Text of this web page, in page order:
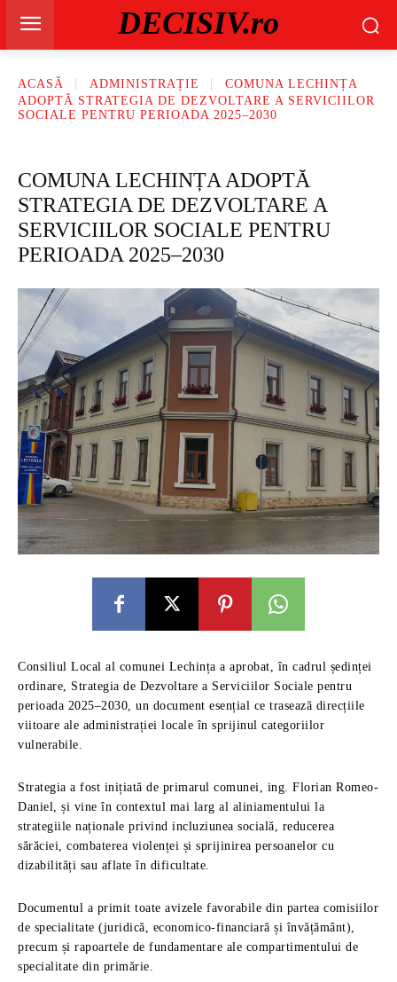
DECISIV.ro
ACASĂ ADMINISTRAȚIE
COMUNA LECHINȚA
ADOPTĂ STRATEGIA DE DEZVOLTARE A SERVICIILOR
SOCIALE PENTRU PERIOADA 2025–2030
COMUNA LECHINȚA ADOPTĂ
STRATEGIA DE DEZVOLTARE A
SERVICIILOR SOCIALE PENTRU
PERIOADA 2025–2030
Consiliul Local al comunei Lechința a aprobat, în cadrul ședinței
ordinare, Strategia de Dezvoltare a Serviciilor Sociale pentru
perioada 2025–2030, un document esențial ce trasează direcțiile
viitoare ale administrației locale în sprijinul categoriilor
vulnerabile.
Strategia a fost inițiată de primarul comunei, ing. Florian Romeo-
Daniel, și vine în contextul mai larg al aliniamentului la
strategiile naționale privind incluziunea socială, reducerea
sărăciei, combaterea violenței și sprijinirea persoanelor cu
dizabilități sau aflate în dificultate.
Documentul a primit toate avizele favorabile din partea comisiilor
de specialitate (juridică, economico-financiară și învățământ),
precum și rapoartele de fundamentare ale compartimentului de
specialitate din primărie.